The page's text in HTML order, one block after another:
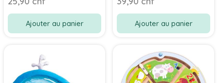
Ajouter au panier Ajouter au panier